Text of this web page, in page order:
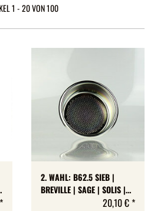
1 - 20 VON 100
*
2. WAHL: B62.5 SIEB |
BREVILLE | SAGE | SOLIS |
54 MM | B62.52TH26NT |
20,10 € *